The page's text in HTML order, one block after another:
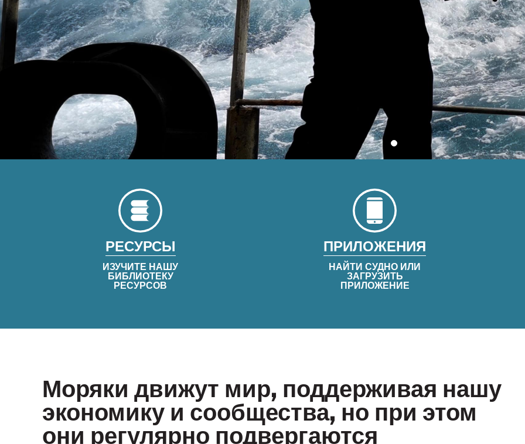
РЕСУРСЫ
ИЗУЧИТЕ НАШУ
БИБЛИОТЕКУ
РЕСУРСОВ
ПРИЛОЖЕНИЯ
НАЙТИ СУДНО ИЛИ
ЗАГРУЗИТЬ
ПРИЛОЖЕНИЕ
Моряки движут мир, поддерживая нашу
экономику и сообщества, но при этом
они регулярно подвергаются